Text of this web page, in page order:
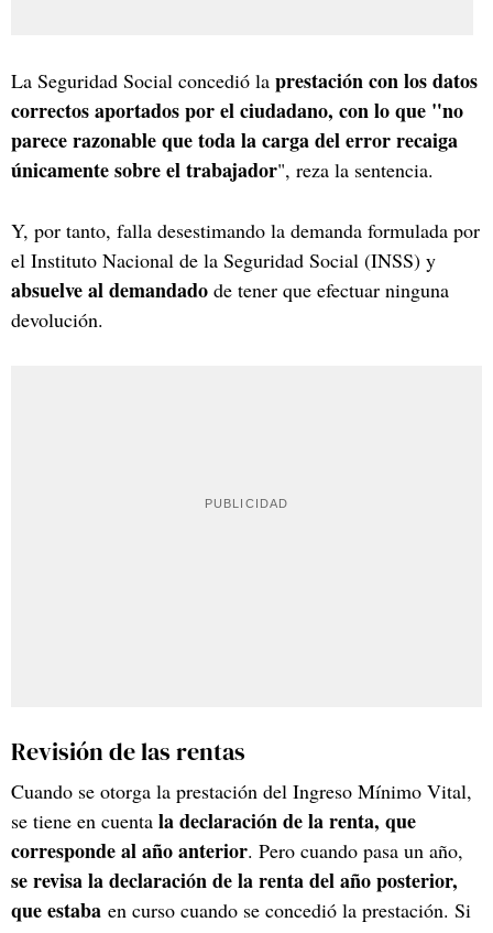
La Seguridad Social concedió la prestación con los datos
correctos aportados por el ciudadano, con lo que "no
parece razonable que toda la carga del error recaiga
únicamente sobre el trabajador", reza la sentencia.
Y, por tanto, falla desestimando la demanda formulada por
el Instituto Nacional de la Seguridad Social (INSS) y
absuelve al demandado de tener que efectuar ninguna
devolución.
Revisión de las rentas
Cuando se otorga la prestación del Ingreso Mínimo Vital,
se tiene en cuenta la declaración de la renta, que
corresponde al año anterior. Pero cuando pasa un año,
se revisa la declaración de la renta del año posterior,
que estaba en curso cuando se concedió la prestación. Si